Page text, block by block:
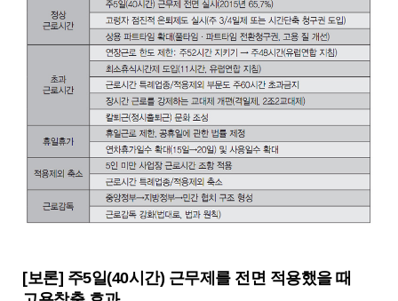
[보론] 주5일(40시간) 근무제를 전면 적용했을 때